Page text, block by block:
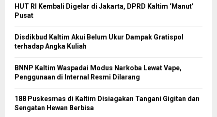
HUT RI Kembali Digelar di Jakarta, DPRD Kaltim ‘Manut’
Pusat
Disdikbud Kaltim Akui Belum Ukur Dampak Gratispol
terhadap Angka Kuliah
BNNP Kaltim Waspadai Modus Narkoba Lewat Vape,
Penggunaan di Internal Resmi Dilarang
188 Puskesmas di Kaltim Disiagakan Tangani Gigitan dan
Sengatan Hewan Berbisa